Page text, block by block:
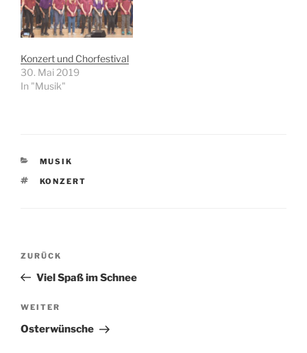
Konzert und Chorfestival
30. Mai 2019
In "Musik"
KATEGORIEN
MUSIK
SCHLAGWÖRTER
KONZERT
Beitragsnavigation
Vorheriger
Beitrag
ZURÜCK
Viel Spaß im Schnee
Nächster
Beitrag
WEITER
Osterwünsche